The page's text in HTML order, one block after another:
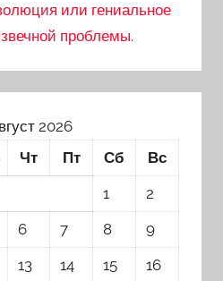
или гениальное
проблемы.
2026
Чт Пт Сб Вс
1
2
6 7 8
9
13 14 15
16